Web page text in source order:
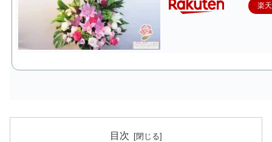
楽
目次